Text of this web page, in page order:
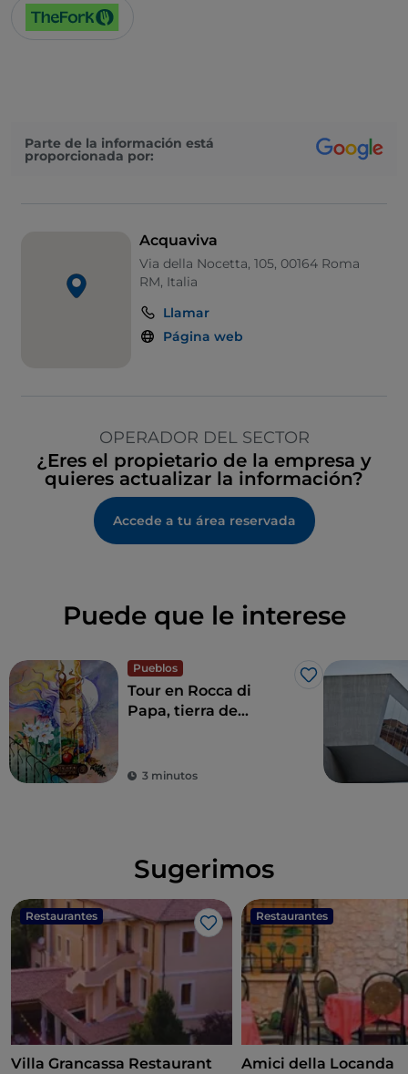
Se habla español
Parte de la información está
proporcionada por:
Acquaviva
Via della Nocetta, 105, 00164 Roma
RM, Italia
Llamar
Página web
OPERADOR DEL SECTOR
¿Eres el propietario de la empresa y
quieres actualizar la información?
Accede a tu área reservada
Puede que le interese
Pueblos
Me gusta
Tour en Rocca di
Papa, tierra de
3 minutos
Sugerimos
Restaurantes
Me gusta
Villa Grancassa Restaurant
Restaurantes
Amici della Locanda